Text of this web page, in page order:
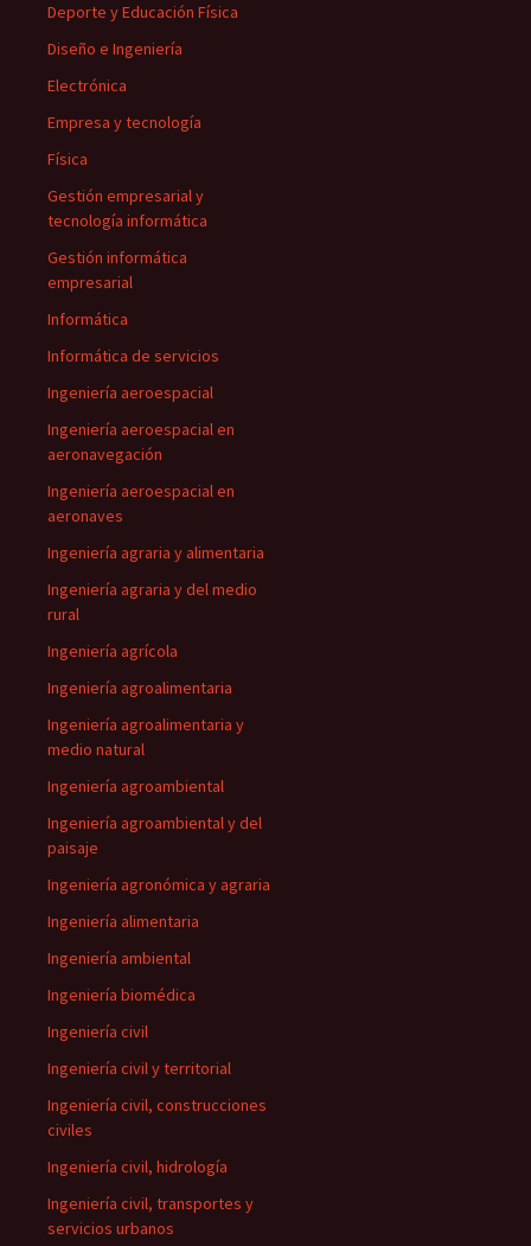
Deporte y Educación Física
Diseño e Ingeniería
Electrónica
Empresa y tecnología
Física
Gestión empresarial y
tecnología informática
Gestión informática
empresarial
Informática
Informática de servicios
Ingeniería aeroespacial
Ingeniería aeroespacial en
aeronavegación
Ingeniería aeroespacial en
aeronaves
Ingeniería agraria y alimentaria
Ingeniería agraria y del medio
rural
Ingeniería agrícola
Ingeniería agroalimentaria
Ingeniería agroalimentaria y
medio natural
Ingeniería agroambiental
Ingeniería agroambiental y del
paisaje
Ingeniería agronómica y agraria
Ingeniería alimentaria
Ingeniería ambiental
Ingeniería biomédica
Ingeniería civil
Ingeniería civil y territorial
Ingeniería civil, construcciones
civiles
Ingeniería civil, hidrología
Ingeniería civil, transportes y
servicios urbanos